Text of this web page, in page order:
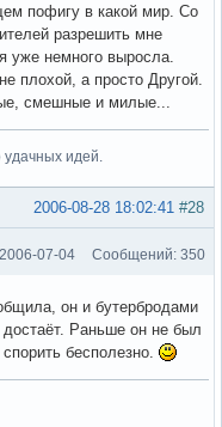
пофигу в какой мир. Со
разрешить мне
уже немного выросла.
плохой, а просто Другой.
смешные и милые...
удачных идей.
#28
2006-08-28 18:02:41
07-04 Сообщений: 350
он и бутербродами
Раньше он не был
бесполезно.